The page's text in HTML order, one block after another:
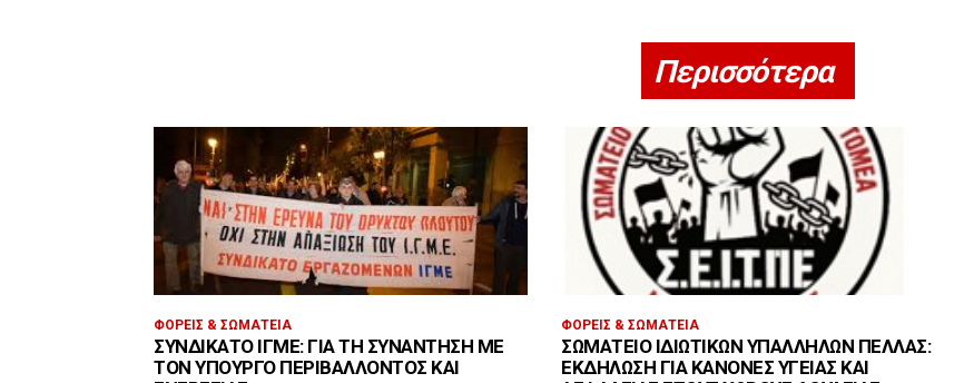
Περισσότερα
ΦΟΡΕΊΣ & ΣΩΜΑΤΕΊΑ
ΣΥΝΔΙΚΆΤΟ ΙΓΜΕ: ΓΙΑ ΤΗ ΣΥΝΆΝΤΗΣΗ ΜΕ
ΤΟΝ ΥΠΟΥΡΓΌ ΠΕΡΙΒΆΛΛΟΝΤΟΣ ΚΑΙ
ΦΟΡΕΊΣ & ΣΩΜΑΤΕΊΑ
ΣΩΜΑΤΕΊΟ ΙΔΙΩΤΙΚΏΝ ΥΠΑΛΛΉΛΩΝ ΠΈΛΛΑΣ:
ΕΚΔΉΛΩΣΗ ΓΙΑ ΚΑΝΌΝΕΣ ΥΓΕΊΑΣ ΚΑΙ